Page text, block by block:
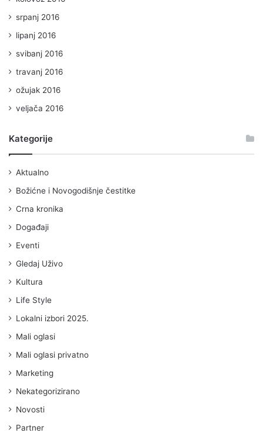
srpanj 2016
lipanj 2016
svibanj 2016
travanj 2016
ožujak 2016
veljača 2016
Kategorije
Aktualno
Božićne i Novogodišnje čestitke
Crna kronika
Događaji
Eventi
Gledaj Uživo
Kultura
Life Style
Lokalni izbori 2025.
Mali oglasi
Mali oglasi privatno
Marketing
Nekategorizirano
Novosti
Partner